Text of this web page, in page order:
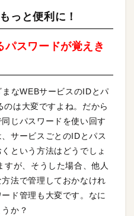
っと便利に！
スワードが覚えき
なWEBサービスのIDとパ
は大変ですよね。だから
じパスワードを使い回す
サービスごとのIDとパス
という方法はどうでしょ
すが、そうした場合、他人
法で管理しておかなけれ
ド管理も大変です。なに
か？